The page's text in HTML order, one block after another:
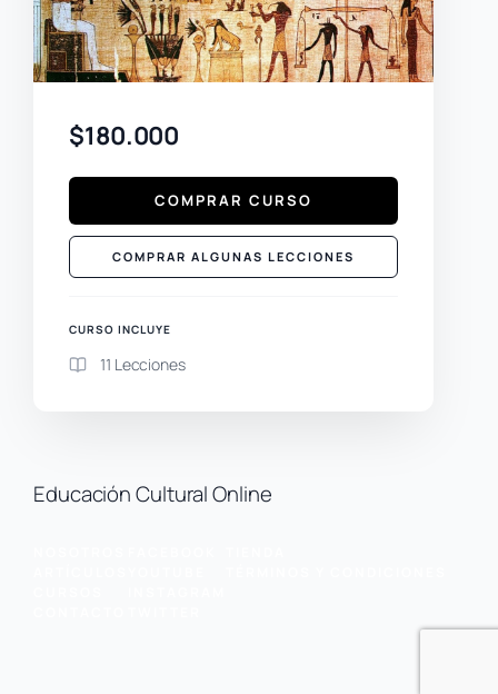
$180.000
COMPRAR CURSO
COMPRAR ALGUNAS LECCIONES
CURSO INCLUYE
11 Lecciones
Educación Cultural Online